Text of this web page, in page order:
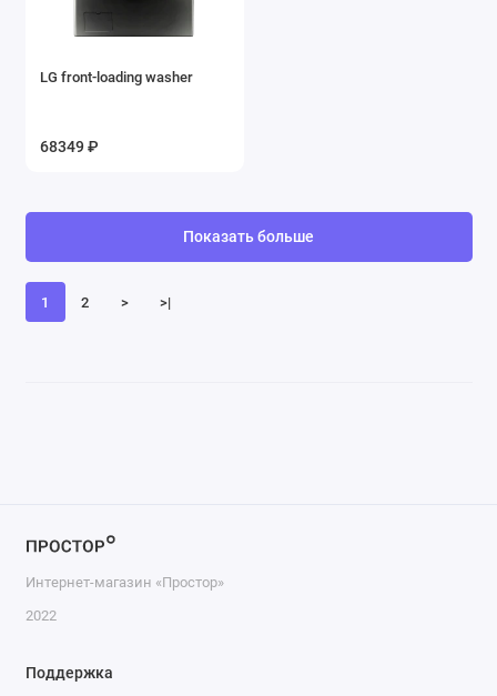
LG front-loading washer
68349 ₽
1 2 > >|
Показать больше
Интернет-магазин «Простор»
2022
Поддержка